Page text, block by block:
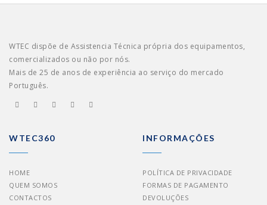
WTEC dispõe de Assistencia Técnica própria dos equipamentos,
comercializados ou não por nós.
Mais de 25 de anos de experiência ao serviço do mercado
Português.
WTEC360
HOME
QUEM SOMOS
CONTACTOS
INFORMAÇÕES
POLÍTICA DE PRIVACIDADE
FORMAS DE PAGAMENTO
DEVOLUÇÕES